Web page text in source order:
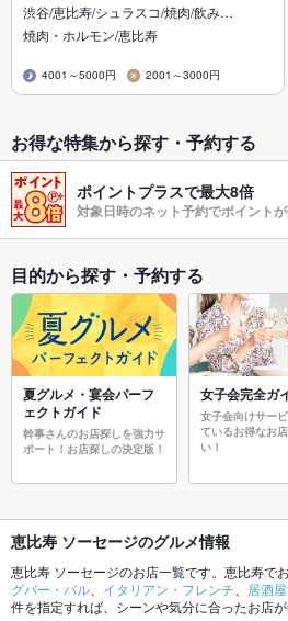
渋谷/恵比寿/シュラスコ/焼肉/飲み…
焼肉・ホルモン/恵比寿
4001～5000円 2001～3000円
お得な特集から探す・予約する
ポイントプラスで最大8倍
対象日時のネット予約でポイント
目的から探す・予約する
夏グルメ・宴会パーフ
ェクトガイド
幹事さんのお店探しを強力サ
ポート！お店探しの決定版！
女子会完全ガ
女子会向けサー
ているお得なお
い！
恵比寿 ソーセージのグルメ情報
恵比寿 ソーセージのお店一覧です。恵比寿で
グバー・バル
イタリアン・フレンチ 居酒屋
件を指定すれば、シーンや気分に合ったお店